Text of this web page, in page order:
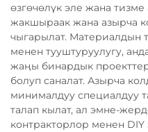
өзгөчөлүк эле жана
жакшыраак жана азырча
чыгарылат. Материалдын
менен тууштуруулугу,
жаңы бинардык
болуп саналат. Азырча
минималдуу специалдуу
талап кылат, ал эмне-
контракторлор менен DIY